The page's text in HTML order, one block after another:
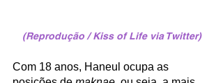
(Reprodução / Kiss of Life via Twitter)
Com 18 anos, Haneul ocupa as